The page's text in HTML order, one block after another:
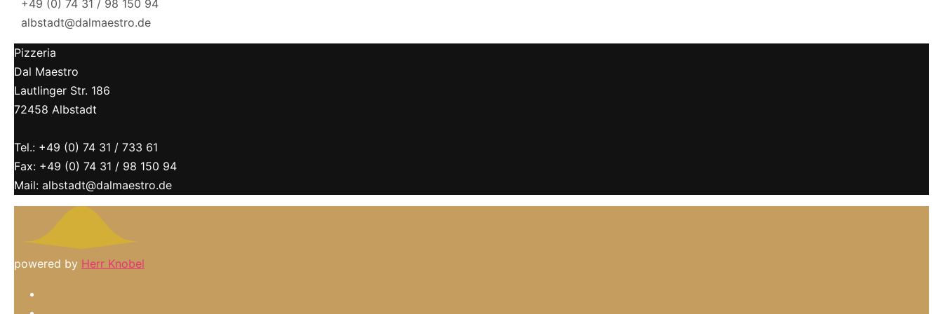
+49 (0) 74 31 / 98 150 94
albstadt@dalmaestro.de
Pizzeria
Dal Maestro
Lautlinger Str. 186
72458 Albstadt
Tel.: +49 (0) 74 31 / 733 61
Fax: +49 (0) 74 31 / 98 150 94
Mail: albstadt@dalmaestro.de
powered by Herr Knobel